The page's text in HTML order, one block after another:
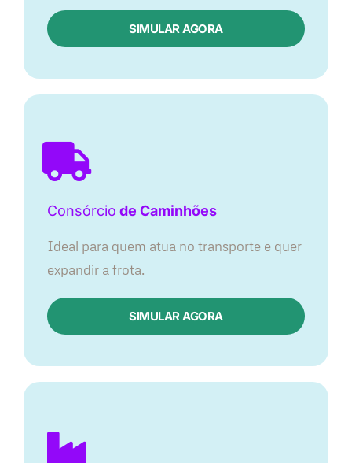
SIMULAR AGORA
Consórcio de Caminhões
Ideal para quem atua no transporte e quer
expandir a frota.
SIMULAR AGORA